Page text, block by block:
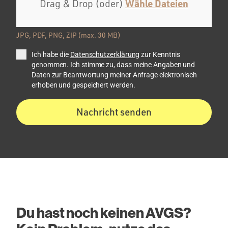
Drag & Drop (oder) Wähle Dateien
JPG, PDF, PNG, ZIP (max. 30 MB)
Ich habe die Datenschutzerklärung zur Kenntnis
genommen. Ich stimme zu, dass meine Angaben und
Daten zur Beantwortung meiner Anfrage elektronisch
erhoben und gespeichert werden.
Nachricht senden
Du hast noch keinen AVGS?